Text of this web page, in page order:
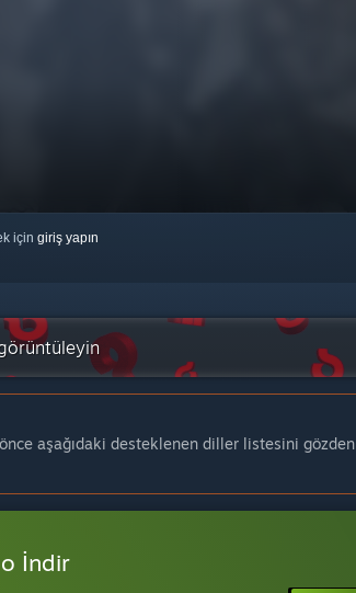
için giriş yapın
aşağıdaki desteklenen diller listesini gözden
İndir